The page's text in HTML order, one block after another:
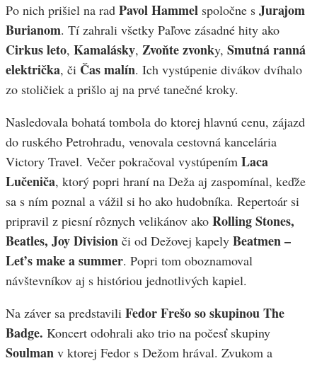
Po nich prišiel na rad Pavol Hammel spoločne s Jurajom
Burianom. Tí zahrali všetky Paľove zásadné hity ako
Cirkus leto, Kamalásky, Zvoňte zvonky, Smutná ranná
električka, či Čas malín. Ich vystúpenie divákov dvíhalo
zo stoličiek a prišlo aj na prvé tanečné kroky.
Nasledovala bohatá tombola do ktorej hlavnú cenu, zájazd
do ruského Petrohradu, venovala cestovná kancelária
Victory Travel. Večer pokračoval vystúpením Laca
Lučeniča, ktorý popri hraní na Deža aj zaspomínal, keďže
sa s ním poznal a vážil si ho ako hudobníka. Repertoár si
pripravil z piesní rôznych velikánov ako Rolling Stones,
Beatles, Joy Division či od Dežovej kapely Beatmen –
Let’s make a summer. Popri tom oboznamoval
návštevníkov aj s históriou jednotlivých kapiel.
Na záver sa predstavili Fedor Frešo so skupinou The
Badge. Koncert odohrali ako trio na počesť skupiny
Soulman v ktorej Fedor s Dežom hrával. Zvukom a